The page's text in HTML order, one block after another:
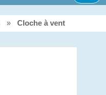
» Cloche à vent